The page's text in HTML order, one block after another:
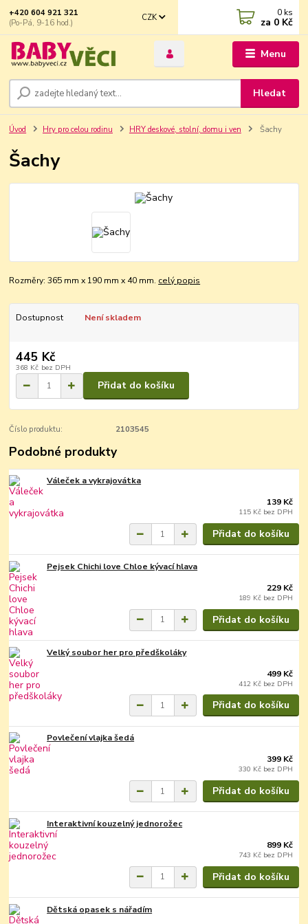
Menu
CZK
Hledat
+420 604 921 321
(Po-Pá, 9-16 hod.)
0 ks
za 0 Kč
Úvod Hry pro celou rodinu HRY deskové, stolní, domu i ven Šachy
Šachy
Rozměry: 365 mm x 190 mm x 40 mm. celý popis
Dostupnost Není skladem
445 Kč
368 Kč bez DPH
Přidat do košíku
Číslo produktu: 2103545
Podobné produkty
Váleček a vykrajovátka
139 Kč
115 Kč bez DPH
Přidat do košíku
Pejsek Chichi love Chloe kývací hlava
229 Kč
189 Kč bez DPH
Přidat do košíku
Velký soubor her pro předškoláky
499 Kč
412 Kč bez DPH
Přidat do košíku
Povlečení vlajka šedá
399 Kč
330 Kč bez DPH
Přidat do košíku
Interaktivní kouzelný jednorožec
899 Kč
743 Kč bez DPH
Přidat do košíku
Dětská opasek s nářadím